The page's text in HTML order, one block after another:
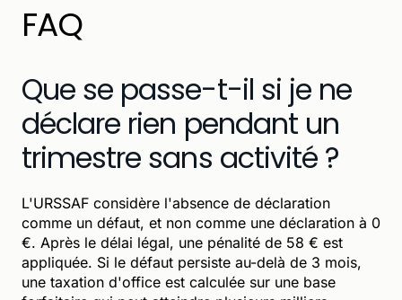
FAQ
Que se passe-t-il si je ne
déclare rien pendant un
trimestre sans activité ?
L'URSSAF considère l'absence de déclaration
comme un défaut, et non comme une déclaration à 0
€. Après le délai légal, une pénalité de 58 € est
appliquée. Si le défaut persiste au-delà de 3 mois,
une taxation d'office est calculée sur une base